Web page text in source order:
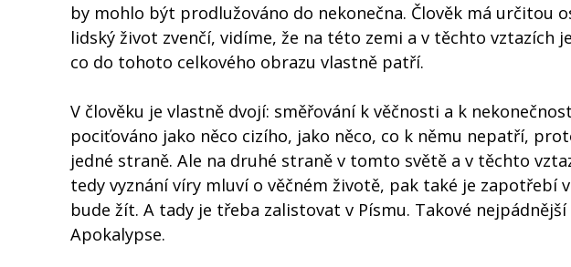
by mohlo být prodlužováno do nekonečna. Člověk má určitou
lidský život zvenčí, vidíme, že na této zemi a v těchto vztazích
co do tohoto celkového obrazu vlastně patří.
V člověku je vlastně dvojí: směřování k věčnosti a k
pociťováno jako něco cizího, jako něco, co k němu nepatří,
jedné straně. Ale na druhé straně v tomto světě a v těchto
tedy vyznání víry mluví o věčném životě, pak také je zapotřebí
bude žít. A tady je třeba zalistovat v Písmu. Takové
Apokalypse.